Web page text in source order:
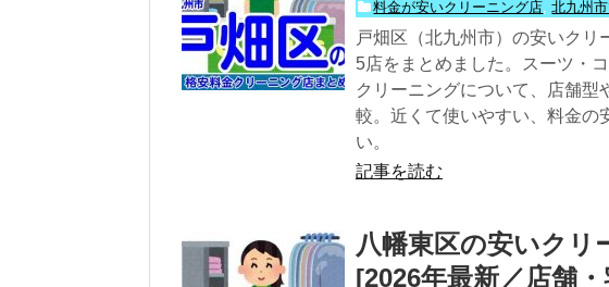
料金が安いクリーニング店,北九州
戸畑区（北九州市）の安いク
5店をまとめました。スーツ・
クリーニングについて、店舗型
較。近くて使いやすい、料金の
い。
記事を読む
八幡東区の安いクリ
[2026年最新／店舗